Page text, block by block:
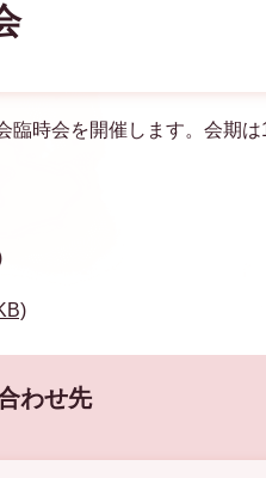
時会を開催します。会期は
わせ先